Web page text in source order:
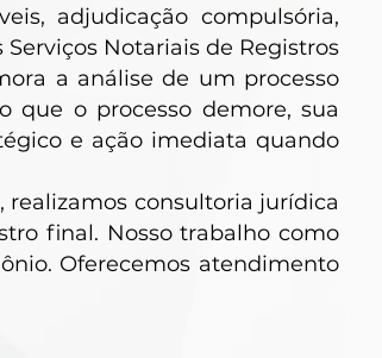
adjudicação compulsória,
Notariais de Registros
a análise de um processo
que o processo demore, sua
e ação imediata quando
consultoria jurídica
final. Nosso trabalho como
Oferecemos atendimento